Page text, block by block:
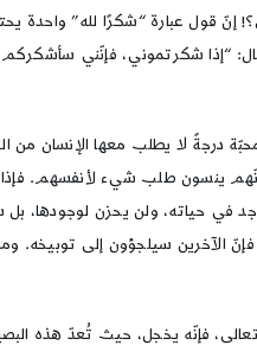
قول عبارة “شكرًا لله” واحدة
“إذا شكرتموني، فإنّني
درجةً لا يطلب معها الإنسان
ينسون طلب شيء لأنفسهم. فإذا
في حياته، ولن يحزن
فإنّ الآخرين سيلجؤون إلى
فإنّه يخجل، حيث تُعدّ هذه